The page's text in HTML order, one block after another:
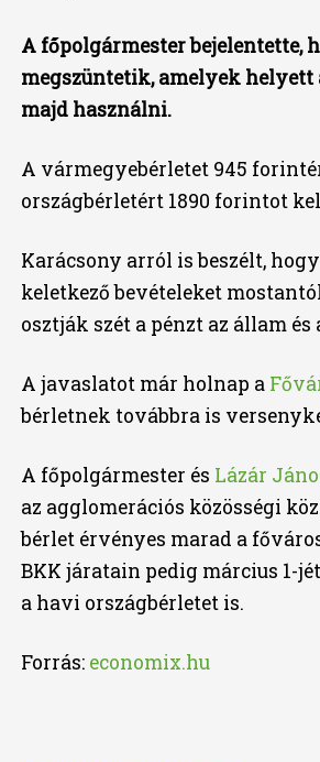
A főpolgármester bejelentette,
megszüntetik, amelyek helyett
majd használni.
A vármegyebérletet 945
országbérletért 1890 forintot
Karácsony arról is beszélt,
keletkező bevételeket
osztják szét a pénzt az állam
A javaslatot már holnap a
bérletnek továbbra is
A főpolgármester és Lázár
az agglomerációs közösségi
bérlet érvényes marad a
BKK járatain pedig március 1-
a havi országbérletet is.
Forrás: economix.hu